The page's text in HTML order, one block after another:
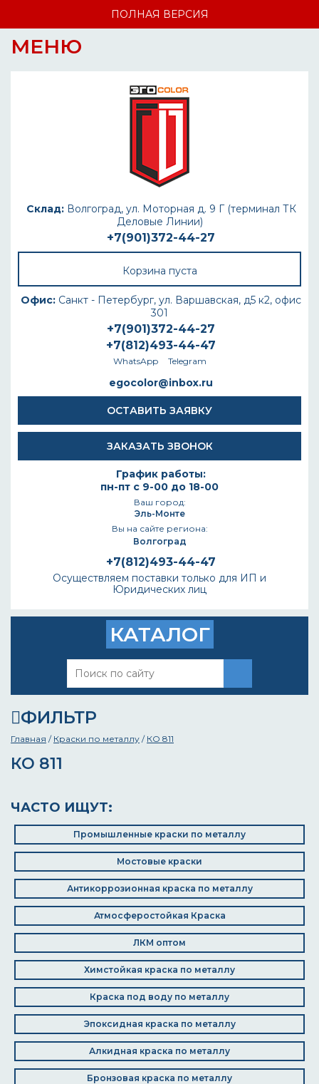
ПОЛНАЯ ВЕРСИЯ
МЕНЮ
Склад:Волгоград, ул. Моторная д. 9 Г (терминал ТК
Деловые Линии)
+7(901)372-44-27
Корзина пуста
Офис: Санкт - Петербург, ул. Варшавская, д5 к2, офис
301
+7(901)372-44-27
+7(812)493-44-47
WhatsApp Telegram
egocolor@inbox.ru
ОСТАВИТЬ ЗАЯВКУ
ЗАКАЗАТЬ ЗВОНОК
График работы:
пн-пт с 9-00 до 18-00
Ваш город:
Эль-Монте
Вы на сайте региона:
Волгоград
+7(812)493-44-47
Осуществляем поставки только для ИП и
Юридических лиц
КАТАЛОГ
ФИЛЬТР
Главная / Краски по металлу / КО 811
КО 811
ЧАСТО ИЩУТ:
Промышленные краски по металлу
Мостовые краски
Антикоррозионная краска по металлу
Атмосферостойкая Краска
ЛКМ оптом
Химстойкая краска по металлу
Краска под воду по металлу
Эпоксидная краска по металлу
Алкидная краска по металлу
Бронзовая краска по металлу